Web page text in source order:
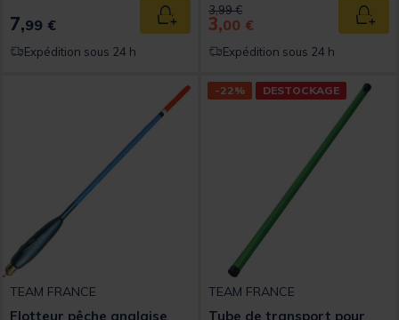
7,99 € Ajouter au panier
Expédition sous 24 h
Price reduced from
3,99 €to
3,00 €
Expédition sous 24 h
TEAM FRANCE
Flotteur pêche anglaise
-22% DESTOCKAGE
TEAM FRANCE
Tube de transport pour